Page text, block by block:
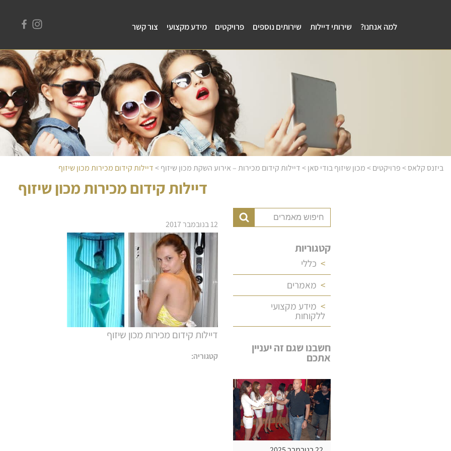
למה אנחנו? שירותי דיילות שירותים נוספים פרויקטים מידע מקצועי צור קשר
ביזנס קלאס>פרויקטים>מכון שיזוף בודי סאן>דיילות קידום מכירות – אירוע השקת מכון שיזוף>דיילות קידום מכירות מכון שיזוף
דיילות קידום מכירות מכון שיזוף
קטגוריות
כללי
מאמרים
מידע מקצועי
ללקוחות
חשבנו שגם זה יעניין
אתכם
12 בנובמבר 2017
דיילות קידום מכירות מכון שיזוף
קטגוריה: